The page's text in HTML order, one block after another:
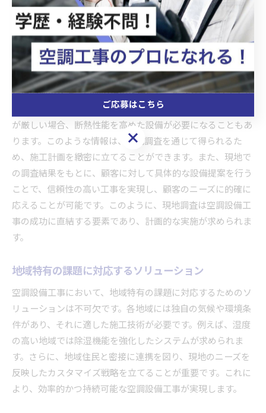
長期的な信頼関係を築くことが可能となります。
現地調査を活かした設備提案
空調設備工事において、現地調査は成功の鍵を握る重要なス
テップです。施工前に十分な現地調査を行うことで、建物の
構造や使用状況、周囲の環境を把握し、最適な空調システム
の選定が可能となります。例えば、特定の地域では冬の寒さ
が厳しい場合、断熱性能を高めた設備が必要になることもあ
ります。このような情報は、現地調査を通じて得られるた
め、施工計画を緻密に立てることができます。また、現地で
の調査結果をもとに、顧客に対して具体的な設備提案を行う
ことで、信頼性の高い工事を実現し、顧客のニーズに的確に
応えることが可能です。このように、現地調査は空調設備工
事の成功に直結する要素であり、計画的な実施が求められま
す。
地域特有の課題に対応するソリューション
空調設備工事において、地域特有の課題に対応するためのソ
リューションは不可欠です。各地域には独自の気候や環境条
件があり、それに適した施工技術が必要です。例えば、湿度
の高い地域では除湿機能を強化したシステムが求められま
す。さらに、地域住民と密接に連携を図り、現地のニーズを
反映したカスタマイズ戦略を立てることが重要です。これに
より、効率的かつ持続可能な空調設備工事が実現します。
ご応募はこちら
ご応募はこちら